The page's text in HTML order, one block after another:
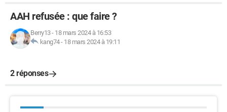
AAH refusée : que faire ?
Berry13- 18 mars 2024 à 16:53
kang74- 18 mars 2024 à 19:11
2 réponses